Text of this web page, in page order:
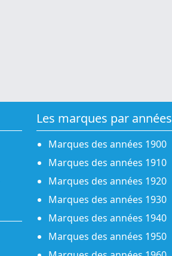
Les marques par années
Marques des années 1900
Marques des années 1910
Marques des années 1920
Marques des années 1930
Marques des années 1940
Marques des années 1950